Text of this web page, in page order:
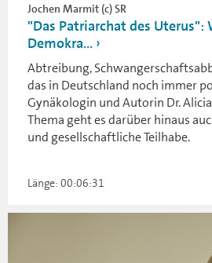
Jochen Marmit (c) SR
"Das Patriarchat des Uterus":
Demokra...
Abtreibung,
das in Deutschland noch immer
Gynäkologin und Autorin Dr.
Thema geht es darüber hinaus
und gesellschaftliche Teilhabe.
Länge: 00:06:31